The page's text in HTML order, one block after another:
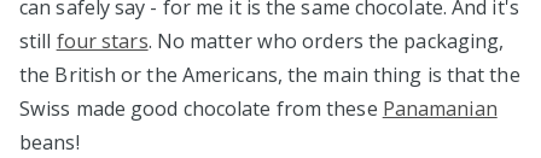
can safely say - for me it is the same chocolate. And it's
still four stars. No matter who orders the packaging,
the British or the Americans, the main thing is that the
Swiss made good chocolate from these Panamanian
beans!